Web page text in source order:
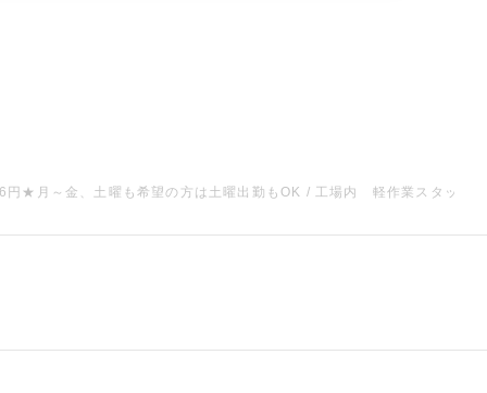
円★月～金、土曜も希望の方は土曜出勤もOK / 工場内 軽作業スタッフ